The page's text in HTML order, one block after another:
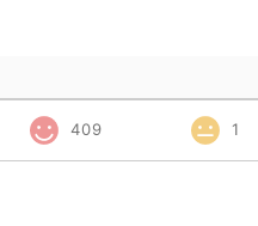
409 1